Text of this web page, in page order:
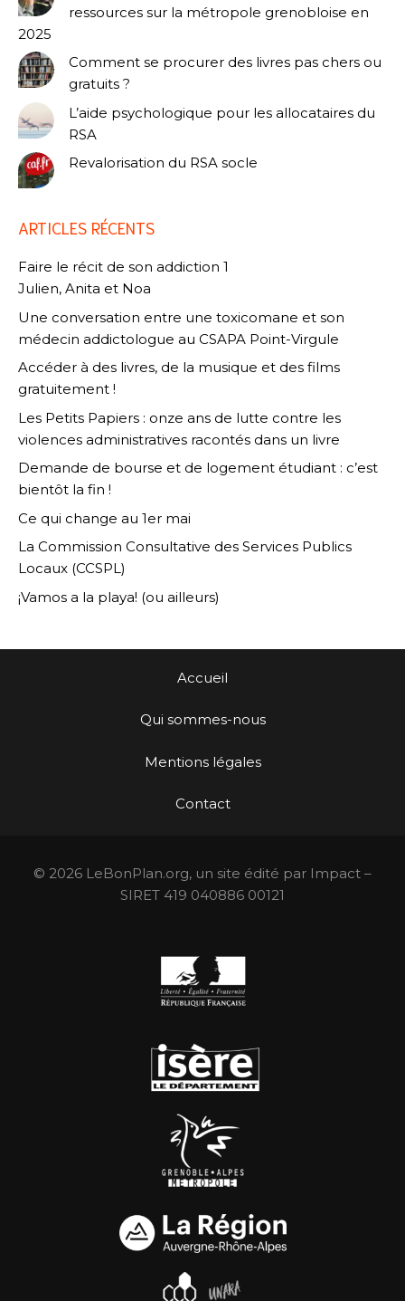
ressources sur la métropole grenobloise en
2025
Comment se procurer des livres pas chers ou
gratuits ?
L’aide psychologique pour les allocataires du
RSA
Revalorisation du RSA socle
ARTICLES RÉCENTS
Faire le récit de son addiction 1
Julien, Anita et Noa
Une conversation entre une toxicomane et son
médecin addictologue au CSAPA Point-Virgule
Accéder à des livres, de la musique et des films
gratuitement !
Les Petits Papiers : onze ans de lutte contre les
violences administratives racontés dans un livre
Demande de bourse et de logement étudiant : c’est
bientôt la fin !
Ce qui change au 1er mai
La Commission Consultative des Services Publics
Locaux (CCSPL)
¡Vamos a la playa! (ou ailleurs)
Accueil
Qui sommes-nous
Mentions légales
Contact
© 2026 LeBonPlan.org, un site édité par Impact –
SIRET 419 040886 00121